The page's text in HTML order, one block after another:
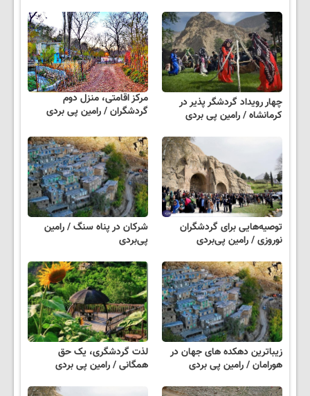
چهار رویداد گردشگر پذیر در
کرمانشاه / رامین پی بردی
مرکز اقامتی، منزل دوم
گردشگران / رامین پی بردی
توصیه‌هایی برای گردشگران
نوروزی / رامین پی‌بردی
شرکان در پناه سنگ / رامین
پی‌بردی
زیباترین دهکده های جهان در
هورامان / رامین پی بردی
لذت گردشگری، یک حق
همگانی / رامین پی بردی